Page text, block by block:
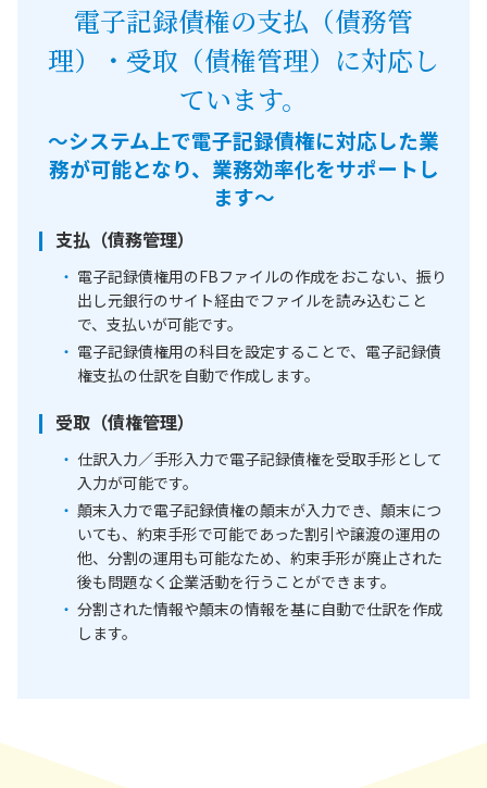
電子記録債権の支払（債務管
理）・受取（債権管理）に対応し
ています。
～システム上で電子記録債権に対応した業
務が可能となり、業務効率化をサポートし
ます～
支払（債務管理）
電子記録債権用のFBファイルの作成をおこない、振り
出し元銀行のサイト経由でファイルを読み込むこと
で、支払いが可能です。
電子記録債権用の科目を設定することで、電子記録債
権支払の仕訳を自動で作成します。
受取（債権管理）
仕訳入力／手形入力で電子記録債権を受取手形として
入力が可能です。
顛末入力で電子記録債権の顛末が入力でき、顛末につ
いても、約束手形で可能であった割引や譲渡の運用の
他、分割の運用も可能なため、約束手形が廃止された
後も問題なく企業活動を行うことができます。
分割された情報や顛末の情報を基に自動で仕訳を作成
します。